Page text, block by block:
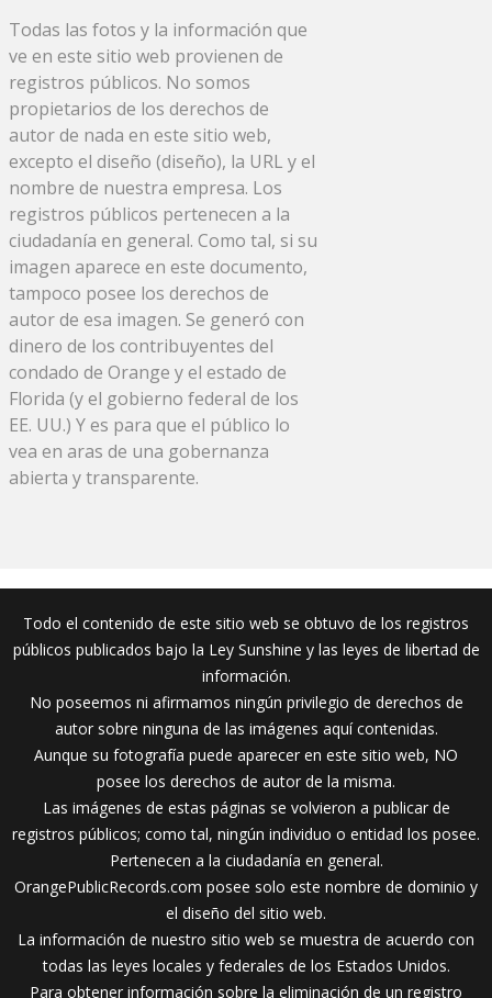
Todas las fotos y la información que
ve en este sitio web provienen de
registros públicos. No somos
propietarios de los derechos de
autor de nada en este sitio web,
excepto el diseño (diseño), la URL y el
nombre de nuestra empresa. Los
registros públicos pertenecen a la
ciudadanía en general. Como tal, si su
imagen aparece en este documento,
tampoco posee los derechos de
autor de esa imagen. Se generó con
dinero de los contribuyentes del
condado de Orange y el estado de
Florida (y el gobierno federal de los
EE. UU.) Y es para que el público lo
vea en aras de una gobernanza
abierta y transparente.
Todo el contenido de este sitio web se obtuvo de los registros
públicos publicados bajo la Ley Sunshine y las leyes de libertad de
información.
No poseemos ni afirmamos ningún privilegio de derechos de
autor sobre ninguna de las imágenes aquí contenidas.
Aunque su fotografía puede aparecer en este sitio web, NO
posee los derechos de autor de la misma.
Las imágenes de estas páginas se volvieron a publicar de
registros públicos; como tal, ningún individuo o entidad los posee.
Pertenecen a la ciudadanía en general.
OrangePublicRecords.com posee solo este nombre de dominio y
el diseño del sitio web.
La información de nuestro sitio web se muestra de acuerdo con
todas las leyes locales y federales de los Estados Unidos.
Para obtener información sobre la eliminación de un registro